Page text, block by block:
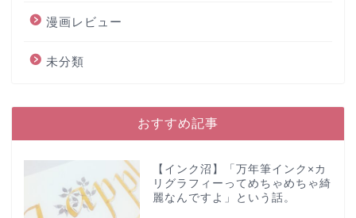
漫画レビュー
未分類
おすすめ記事
【インク沼】「万年筆インク×カ
リグラフィーってめちゃめちゃ綺
麗なんですよ」という話。